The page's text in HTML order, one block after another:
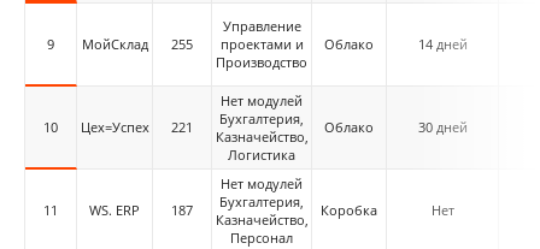
9 МойСклад 255
Управление
проектами и
Производство
Облако 14 дней
10 Цех=Успех 221
Нет модулей
Бухгалтерия,
Казначейство,
Логистика
Облако 30 дней
11 WS. ERP 187
Нет модулей
Бухгалтерия,
Казначейство,
Персонал
Коробка Нет